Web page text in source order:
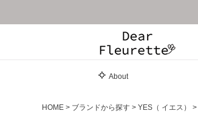
About
HOME ブランドから探す YES（ イエス）